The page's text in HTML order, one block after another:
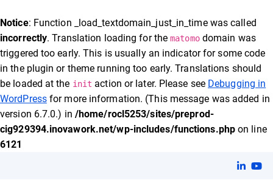
Notice: Function _load_textdomain_just_in_time was called
incorrectly. Translation loading for thematomodomain was
triggered too early. This is usually an indicator for some code
in the plugin or theme running too early. Translations should
be loaded at the init action or later. Please see Debugging in
WordPressfor more information. (This message was added in
version 6.7.0.) in /home/rocl5253/sites/preprod-
cig929394.inovawork.net/wp-includes/functions.phpon line
6121
CIG Petite Couronne
Expertise et proximité pour
les grands défis RH,
aujourd'hui et demain.
FERMER